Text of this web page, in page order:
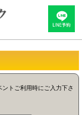
トご利用時にご入力下さ